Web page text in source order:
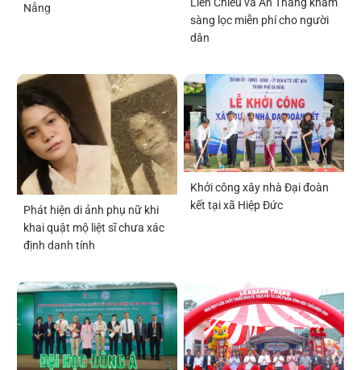
Nẵng
Liên Chiểu và An Thắng khám
sàng lọc miễn phí cho người
dân
Phát hiện di ảnh phụ nữ khi
khai quật mộ liệt sĩ chưa xác
định danh tính
Khởi công xây nhà Đại đoàn
kết tại xã Hiệp Đức